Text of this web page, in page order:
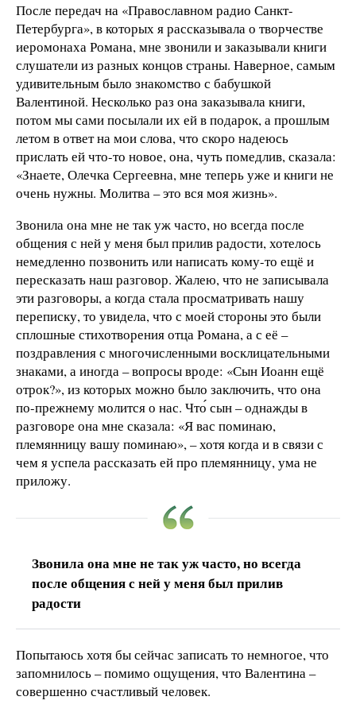
После передач на «Православном радио Санкт-
Петербурга», в которых я рассказывала о творчестве
иеромонаха Романа, мне звонили и заказывали книги
слушатели из разных концов страны. Наверное, самым
удивительным было знакомство с бабушкой
Валентиной. Несколько раз она заказывала книги,
потом мы сами посылали их ей в подарок, а прошлым
летом в ответ на мои слова, что скоро надеюсь
прислать ей что-то новое, она, чуть помедлив, сказала:
«Знаете, Олечка Сергеевна, мне теперь уже и книги не
очень нужны. Молитва – это вся моя жизнь».
Звонила она мне не так уж часто, но всегда после
общения с ней у меня был прилив радости, хотелось
немедленно позвонить или написать кому-то ещё и
пересказать наш разговор. Жалею, что не записывала
эти разговоры, а когда стала просматривать нашу
переписку, то увидела, что с моей стороны это были
сплошные стихотворения отца Романа, а с её –
поздравления с многочисленными восклицательными
знаками, а иногда – вопросы вроде: «Сын Иоанн ещё
отрок?», из которых можно было заключить, что она
по-прежнему молится о нас. Что́ сын – однажды в
разговоре она мне сказала: «Я вас поминаю,
племянницу вашу поминаю», – хотя когда и в связи с
чем я успела рассказать ей про племянницу, ума не
приложу.
Звонила она мне не так уж часто, но всегда
после общения с ней у меня был прилив
радости
Попытаюсь хотя бы сейчас записать то немногое, что
запомнилось – помимо ощущения, что Валентина –
совершенно счастливый человек.